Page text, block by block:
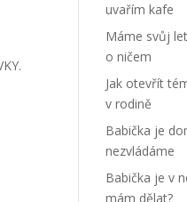
uvařím kafe
Máme svůj
o ničem
Jak otevřít
v rodině
Babička je
nezvládáme
Babička je v
mám dělat?